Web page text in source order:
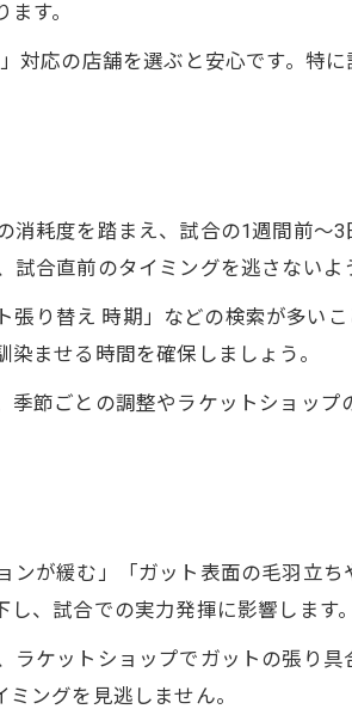
毛羽立ちと交換タイミング解説
必ず確認したいガットの状態
トンガットの交換サイクル解説
り替えの新常識と選び方ポイント
ショップ活用で性能を引き出す
えで試合当日に最高の一打を
ショップで仕上げる勝負前の準備
換とラケット本体のメンテナンス
す。
対応の店舗を選ぶと安心です。特
耗度を踏まえ、試合の1週間前〜
合直前のタイミングを逃さないよ
張り替え 時期」などの検索が多い
ませる時間を確保しましょう。
節ごとの調整やラケットショッ
が緩む」「ガット表面の毛羽立
、試合での実力発揮に影響します。
ケットショップでガットの張り
ングを見逃しません。
お問い合わせはこちら
お問い合わせはこちら